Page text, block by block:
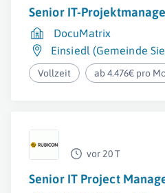
Senior IT-
DocuMatrix
Einsiedl (Gemeinde
Vollzeit ab 4.476€ pro
vor 20 T
Senior IT Project